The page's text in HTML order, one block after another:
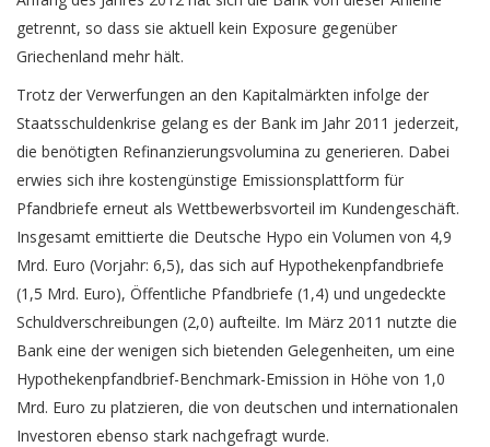
getrennt, so dass sie aktuell kein Exposure gegenüber
Griechenland mehr hält.
Trotz der Verwerfungen an den Kapitalmärkten infolge der
Staatsschuldenkrise gelang es der Bank im Jahr 2011 jederzeit,
die benötigten Refinanzierungsvolumina zu generieren. Dabei
erwies sich ihre kostengünstige Emissionsplattform für
Pfandbriefe erneut als Wettbewerbsvorteil im Kundengeschäft.
Insgesamt emittierte die Deutsche Hypo ein Volumen von 4,9
Mrd. Euro (Vorjahr: 6,5), das sich auf Hypothekenpfandbriefe
(1,5 Mrd. Euro), Öffentliche Pfandbriefe (1,4) und ungedeckte
Schuldverschreibungen (2,0) aufteilte. Im März 2011 nutzte die
Bank eine der wenigen sich bietenden Gelegenheiten, um eine
Hypothekenpfandbrief-Benchmark-Emission in Höhe von 1,0
Mrd. Euro zu platzieren, die von deutschen und internationalen
Investoren ebenso stark nachgefragt wurde.